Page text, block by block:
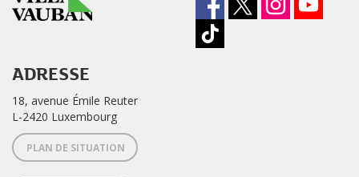
ADRESSE
18, avenue Émile Reuter
L-2420 Luxembourg
PLAN DE SITUATION